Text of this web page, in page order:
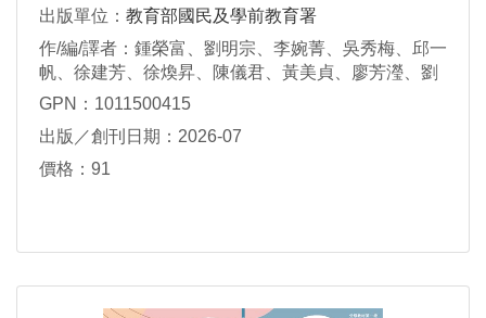
出版單位： 教育部國民及學前教育署
作/編/譯者：鍾榮富、劉明宗、李婉菁、吳秀梅、邱一
帆、徐建芳、徐煥昇、陳儀君、黃美貞、廖芳瀅、劉
瑋真、賴維凱、鍾秀鳳、謝素華、謝杰雄、羅金枝
GPN：1011500415
出版／創刊日期：2026-07
價格：91